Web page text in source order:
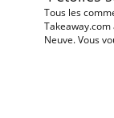
Tous les
Neuve. Vous